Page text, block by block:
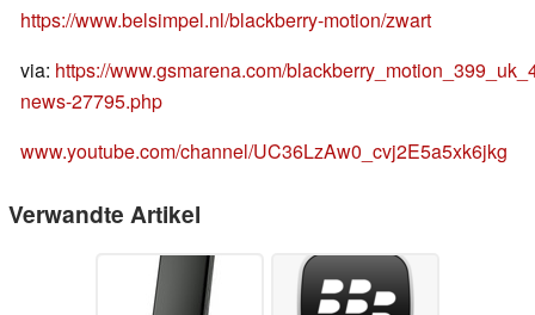
https://www.belsimpel.nl/blackberry-motion/zwart
via: https://www.gsmarena.com/
news-27795.php
www.youtube.com/channel/UC36LzAw0_cvj2E5a5xk6jkg
Verwandte Artikel